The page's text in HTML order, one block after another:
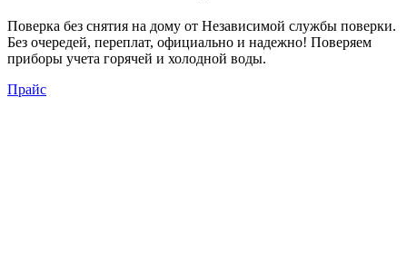
Поверка без снятия на дому от Независимой службы поверки.
Без очередей, переплат, официально и надежно! Поверяем
приборы учета горячей и холодной воды.
Прайс